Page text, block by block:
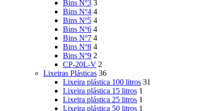
Bins Nº3 3
Bins Nº4 4
Bins Nº5 4
Bins Nº6 4
Bins Nº7 4
Bins Nº8 4
Bins Nº9 2
CP-20L-V 2
Lixeiras Plásticas 36
Lixeira plástica 100 litros 31
Lixeira plástica 15 litros 1
Lixeira plástica 25 litros 1
Lixeira plástica 50 litros 1